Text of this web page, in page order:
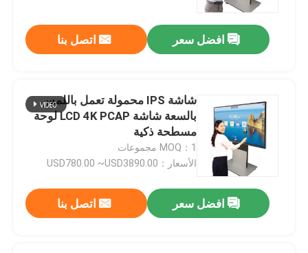
افضل سعر اتصل بنا
شاشة IPS محمولة تعمل باللمس
بالسعة شاشة LCD 4K PCAP لوحة
مسطحة ذكية
MOQ：1 مجموعات
الأسعار：USD780.00 ~USD3890.00
افضل سعر اتصل بنا